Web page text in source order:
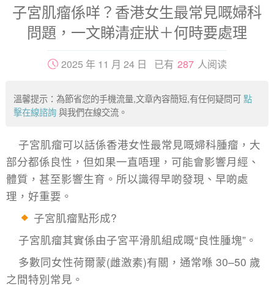
子宮肌瘤係咩？香港女生最常見嘅婦科
問題，一文睇清症狀＋何時要處理
2025 年 11 月 24 日 已有 287 人阅读
溫馨提示：為節省您的手機流量,文章內容簡短,有任何疑問可點
擊在線諮詢 與我們在線交流。
子宮肌瘤可以話係香港女性最常見嘅婦科腫瘤，大
部分都係良性，但如果一直唔理，可能會影響月經、
體質，甚至影響生育。所以識得早啲發現、早啲處
理，好重要。
子宮肌瘤點形成?
子宮肌瘤其實係由子宮平滑肌組成嘅“良性腫塊”。
多數同女性荷爾蒙(雌激素)有關，通常喺 30–50 歲
之間特別常見。